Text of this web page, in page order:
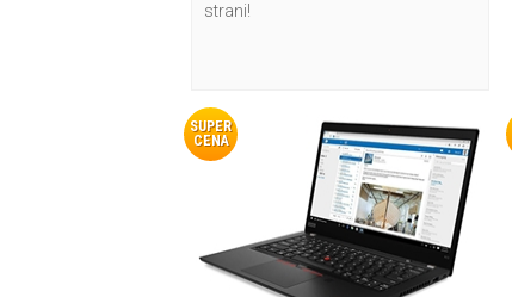
strani!
SUPER
CENA